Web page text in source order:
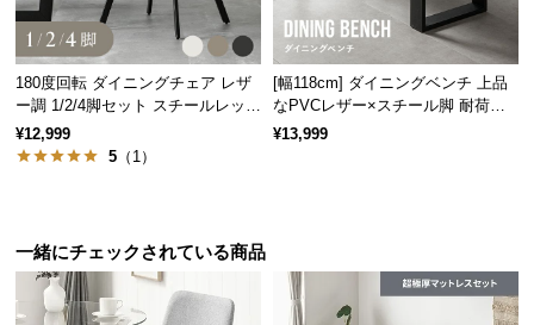
チェアとして
テーブルと組み合わせてダイニングチェアに。やさ
しい天然木の風合いが食卓を明るく彩ります。
180度回転 ダイニングチェア レザ
ー調 1/2/4脚セット スチールレッグ
ブラック脚
¥12,999
5 （1）
[幅118cm] ダイニングベンチ 上品
なPVCレザー×スチール脚 耐荷重2
00kg
¥13,999
一緒にチェックされている商品